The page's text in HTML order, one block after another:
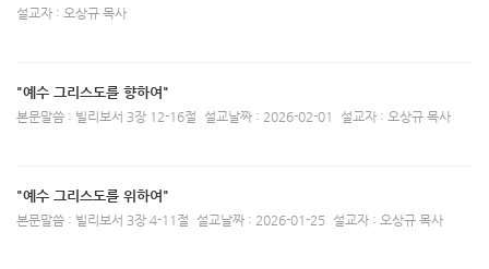
설교자 : 오상규 목사
"예수 그리스도를 향하여"
본문말씀 : 빌리보서 3장 12-16절 설교날짜 : 2026-02-01 설교자 : 오상규 목사
"예수 그리스도를 위하여"
본문말씀 : 빌리보서 3장 4-11절 설교날짜 : 2026-01-25 설교자 : 오상규 목사